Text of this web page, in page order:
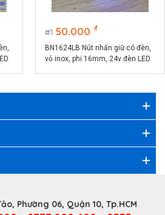
1 50.000 ₫
BN1624LB Nút nhấn giữ có đèn,
vỏ inox, phi 16mm, 24v đèn LED
Phường 06, Quận 10, Tp.HCM